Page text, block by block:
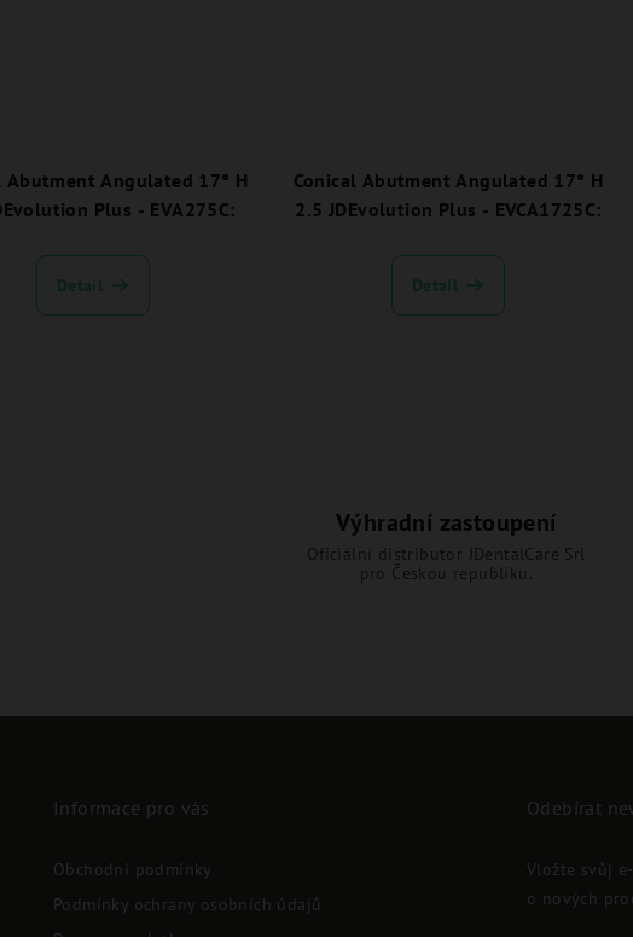
Abutment Angulated 17° H
Plus - EVA275C:
Detail
Conical Abutment Angulated 17° H
2.5 JDEvolution Plus - EVCA1725C:
Detail
Výhradní zastoupení
Oficiální distributor JDentalCare Srl
pro Českou republiku.
Informace pro vás
Obchodní podmínky
Podmínky ochrany osobních údajů
Odebírat
Vložte svůj
o nových